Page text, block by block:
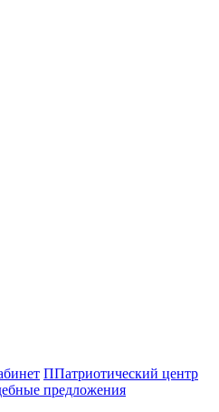
ППатриотический центр
предложения